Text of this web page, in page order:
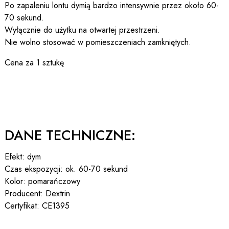
Po zapaleniu lontu dymią bardzo intensywnie przez około 60-
70 sekund.
Wyłącznie do użytku na otwartej przestrzeni.
Nie wolno stosować w pomieszczeniach zamkniętych.
Cena za 1 sztukę
DANE TECHNICZNE:
Efekt: dym
Czas ekspozycji: ok. 60-70 sekund
Kolor: pomarańczowy
Producent: Dextrin
Certyfikat: CE1395